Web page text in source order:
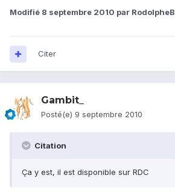
Modifié 8 septembre 2010 par RodolpheB
Citer
Gambit_
Posté(e) 9 septembre 2010
Citation
Ça y est, il est disponible sur RDC